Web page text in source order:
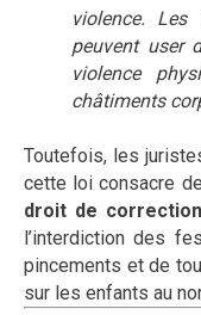
violence. Les
peuvent user
violence
châtiments
Toutefois, les
cette loi consacre
droit de correction
l’interdiction des
pincements et de
sur les enfants au